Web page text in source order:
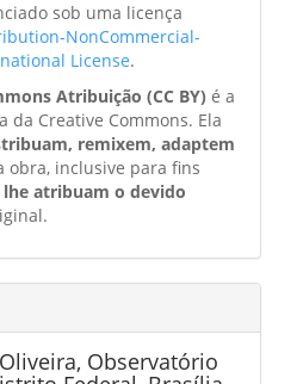
sob uma licença
NonCommercial-
License.
Atribuição (CC BY) é a
da Creative Commons. Ela
remixem, adaptem
obra, inclusive para fins
lhe atribuam o devido
Observatório